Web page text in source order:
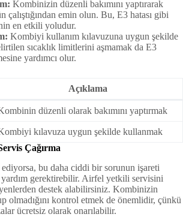
Kombinizin düzenli bakımını yaptırarak
çalıştığından emin olun. Bu, E3 hatası gibi
en etkili yoludur.
Kombiyi kullanım kılavuzuna uygun şekilde
sıcaklık limitlerini aşmamak da E3
yardımcı olur.
Açıklama
düzenli olarak bakımını yaptırmak
kılavuza uygun şekilde kullanmak
Çağırma
ediyorsa, bu daha ciddi bir sorunun işareti
gerektirebilir. Airfel yetkili servisini
destek alabilirsiniz. Kombinizin
olmadığını kontrol etmek de önemlidir, çünkü
ücretsiz olarak onarılabilir.